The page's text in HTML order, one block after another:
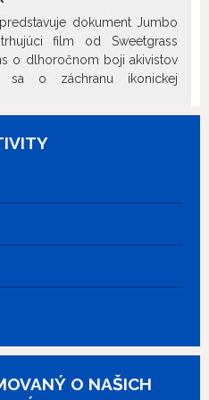
či Sammy Carlson.dokument Jumbo
film od Sweetgrass
o dlhoročnom boji akivistov
sa o záchranu ikonickej
nedotknutých kútov prírody
v Britskej Kolumbii,
developeri premeniť na jedno
Film ktorí vás prinúti
zákutia prírody na pozadí
O NAŠICH